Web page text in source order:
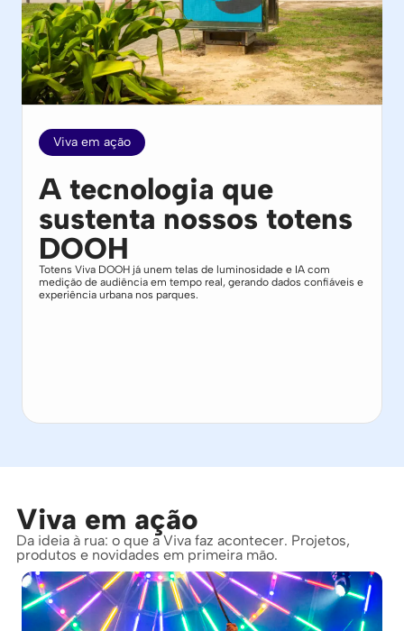
Viva em ação
A tecnologia que
sustenta nossos totens
DOOH
Totens Viva DOOH já unem telas de luminosidade e IA com
medição de audiência em tempo real, gerando dados confiáveis e
experiência urbana nos parques.
Viva em ação
Da ideia à rua: o que a Viva faz acontecer. Projetos,
produtos e novidades em primeira mão.